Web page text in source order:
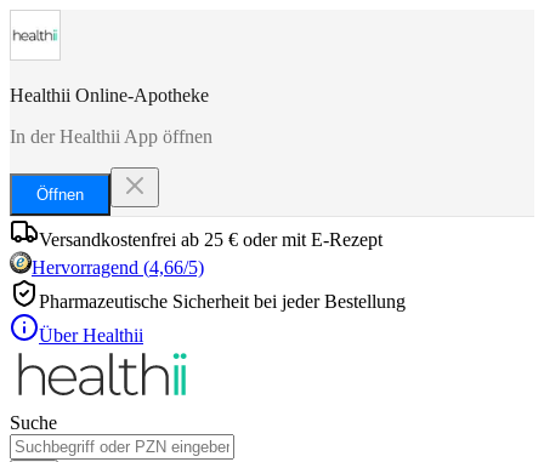
Healthii Online-Apotheke
In der Healthii App öffnen
Öffnen
Versandkostenfrei ab 25 € oder mit E-Rezept
Hervorragend (4,66/5)
Pharmazeutische Sicherheit bei jeder Bestellung
Über Healthii
Suche